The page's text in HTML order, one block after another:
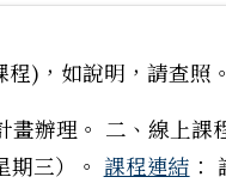
)，如說明，請查照。
畫辦理。 二、線上課
三）。 課程連結 ：